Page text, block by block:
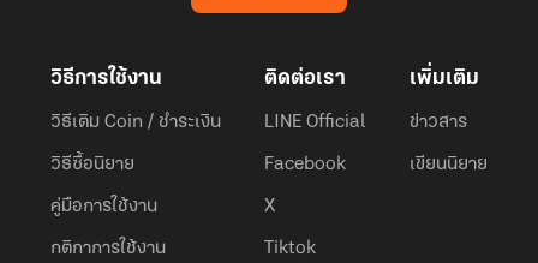
วิธีการใช้งาน
วิธีเติม Coin / ชำระเงิน
วิธีซื้อนิยาย
คู่มือการใช้งาน
กติกาการใช้งาน
ติดต่อเรา
LINE Official
Facebook
X
Tiktok
เพิ่มเติม
ข่าวสาร
เขียนนิยาย